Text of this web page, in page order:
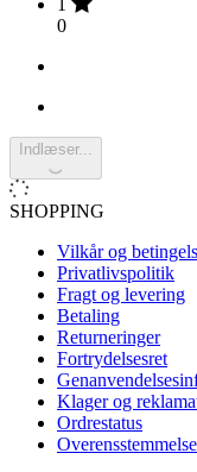
0
Indlæser...
SHOPPING
Vilkår og
Privatlivspolitik
Fragt og levering
Betaling
Returneringer
Fortrydelsesret
Klager og
Ordrestatus